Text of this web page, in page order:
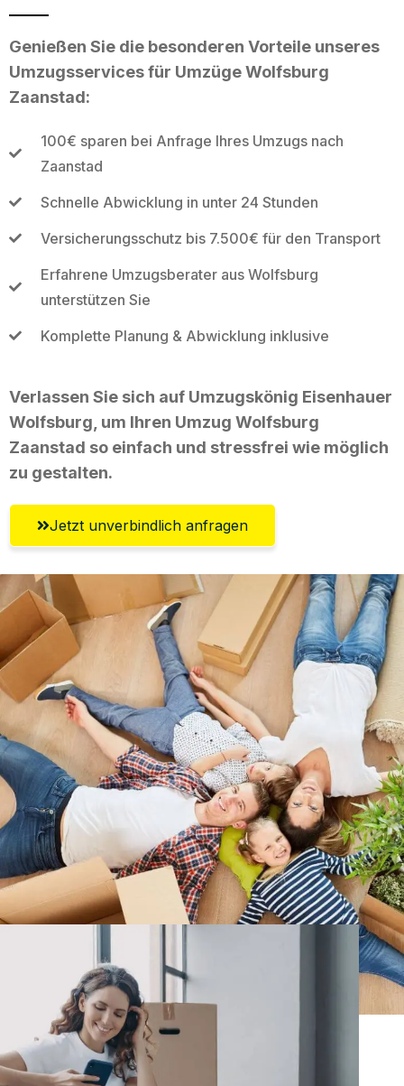
Genießen Sie die besonderen Vorteile unseres
Umzugsservices für Umzüge Wolfsburg
Zaanstad:
100€ sparen bei Anfrage Ihres Umzugs nach
Zaanstad
Schnelle Abwicklung in unter 24 Stunden
Versicherungsschutz bis 7.500€ für den Transport
Erfahrene Umzugsberater aus Wolfsburg
unterstützen Sie
Komplette Planung & Abwicklung inklusive
Verlassen Sie sich auf Umzugskönig Eisenhauer
Wolfsburg, um Ihren Umzug Wolfsburg
Zaanstad so einfach und stressfrei wie möglich
zu gestalten.
Jetzt unverbindlich anfragen